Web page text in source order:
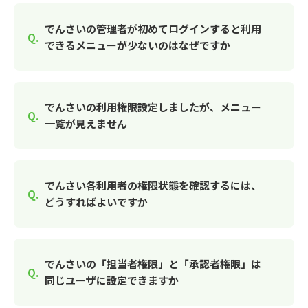
でんさいの管理者が初めてログインすると利用
できるメニューが少ないのはなぜですか
でんさいの利用権限設定しましたが、メニュー
一覧が見えません
でんさい各利用者の権限状態を確認するには、
どうすればよいですか
でんさいの「担当者権限」と「承認者権限」は
同じユーザに設定できますか